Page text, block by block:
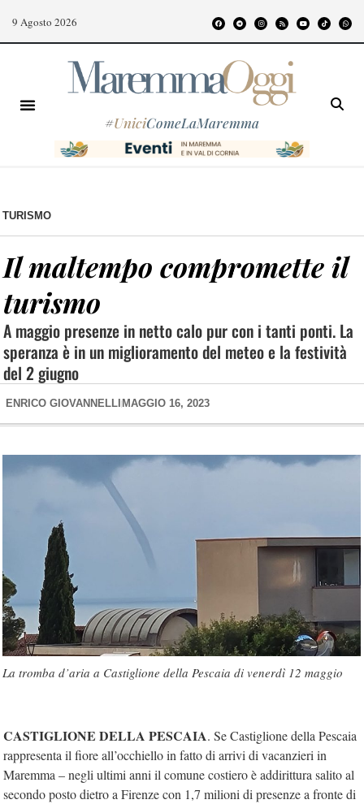
9 Agosto 2026
#UniciComeLaMaremma
TURISMO
Il maltempo compromette il
turismo
A maggio presenze in netto calo pur con i tanti ponti. La
speranza è in un miglioramento del meteo e la festività
del 2 giugno
ENRICO GIOVANNELLI MAGGIO 16, 2023
La tromba d’aria a Castiglione della Pescaia di venerdì 12 maggio
CASTIGLIONE DELLA PESCAIA. Se Castiglione della Pescaia
rappresenta il fiore all’occhiello in fatto di arrivi di vacanzieri in
Maremma – negli ultimi anni il comune costiero è addirittura salito al
secondo posto dietro a Firenze con 1,7 milioni di presenze a fronte di